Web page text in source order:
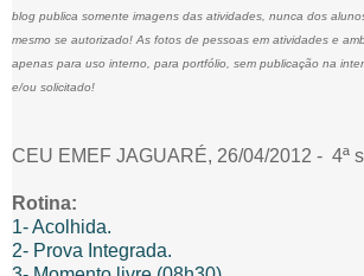
blog publica somente imagens das atividades, nunca dos
mesmo se autorizado! As fotos de pessoas em atividades e
apenas para uso interno, para portfólio, sem publicação na
e/ou solicitado!
CEU EMEF JAGUARÉ, 26/04/2012 - 4ª
Rotina:
1- Acolhida.
2- Prova Integrada.